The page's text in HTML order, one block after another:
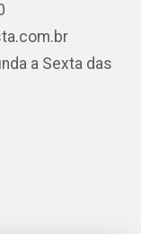
a Sexta das